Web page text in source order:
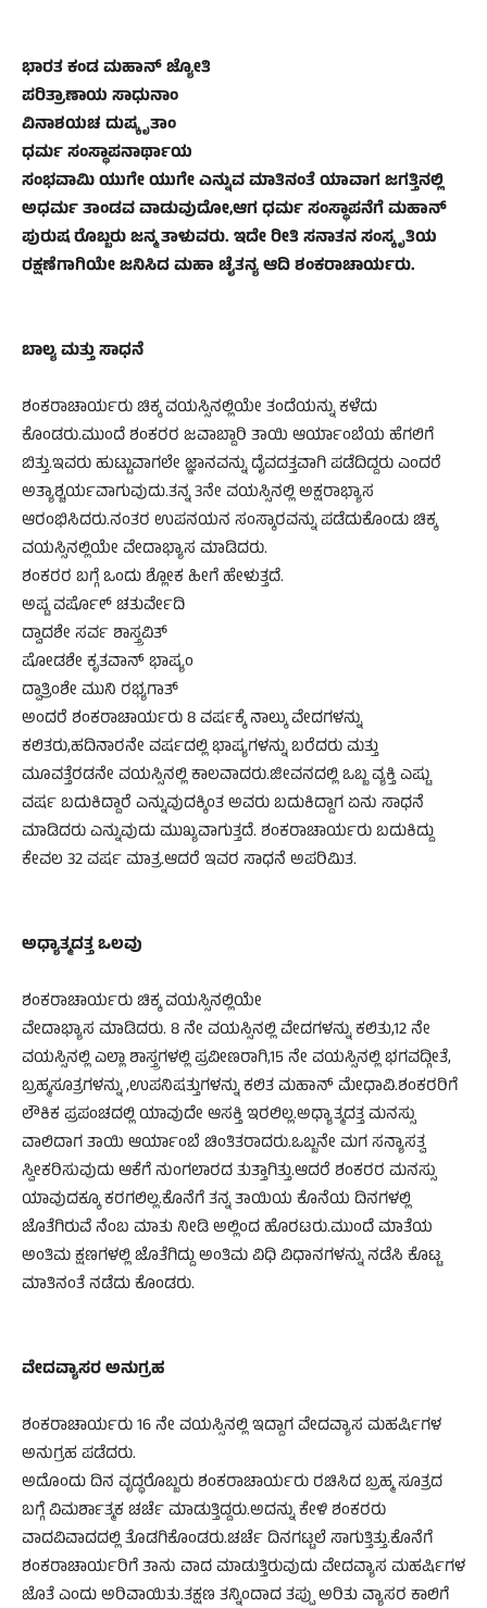
ಭಾರತ ಕಂಡ ಮಹಾನ್ ಜ್ಯೋತಿ
ಪರಿತ್ರಾಣಾಯ ಸಾಧುನಾಂ
ವಿನಾಶಯಚ ದುಷ್ಕೃತಾಂ
ಧರ್ಮ ಸಂಸ್ಥಾಪನಾರ್ಥಾಯ
ಸಂಭವಾಮಿ ಯುಗೇ ಯುಗೇ ಎನ್ನುವ ಮಾತಿನಂತೆ ಯಾವಾಗ ಜಗತ್ತಿನಲ್ಲಿ
ಅಧರ್ಮ ತಾಂಡವ ವಾಡುವುದೋ,ಆಗ ಧರ್ಮ ಸಂಸ್ಥಾಪನೆಗೆ ಮಹಾನ್
ಪುರುಷ ರೊಬ್ಬರು ಜನ್ಮ ತಾಳುವರು. ಇದೇ ರೀತಿ ಸನಾತನ ಸಂಸ್ಕೃತಿಯ
ರಕ್ಷಣೆಗಾಗಿಯೇ ಜನಿಸಿದ ಮಹಾ ಚೈತನ್ಯ ಆದಿ ಶಂಕರಾಚಾರ್ಯರು.
ಬಾಲ್ಯ ಮತ್ತು ಸಾಧನೆ
ಶಂಕರಾಚಾರ್ಯರು ಚಿಕ್ಕ ವಯಸ್ಸಿನಲ್ಲಿಯೇ ತಂದೆಯನ್ನು ಕಳೆದು
ಕೊಂಡರು.ಮುಂದೆ ಶಂಕರರ ಜವಾಬ್ದಾರಿ ತಾಯಿ ಆರ್ಯಾಂಬೆಯ ಹೆಗಲಿಗೆ
ಬಿತ್ತು.ಇವರು ಹುಟ್ಟುವಾಗಲೇ ಜ್ಞಾನವನ್ನು ದೈವದತ್ತವಾಗಿ ಪಡೆದಿದ್ದರು ಎಂದರೆ
ಅತ್ಯಾಶ್ಚರ್ಯವಾಗುವುದು.ತನ್ನ 3ನೇ ವಯಸ್ಸಿನಲ್ಲಿ ಅಕ್ಷರಾಭ್ಯಾಸ
ಆರಂಭಿಸಿದರು.ನಂತರ ಉಪನಯನ ಸಂಸ್ಕಾರವನ್ನು ಪಡೆದುಕೊಂಡು ಚಿಕ್ಕ
ವಯಸ್ಸಿನಲ್ಲಿಯೇ ವೇದಾಭ್ಯಾಸ ಮಾಡಿದರು.
ಶಂಕರರ ಬಗ್ಗೆ ಒಂದು ಶ್ಲೋಕ ಹೀಗೆ ಹೇಳುತ್ತದೆ.
ಅಷ್ಟ ವರ್ಷೋ್ ಚತುರ್ವೇದಿ
ದ್ವಾದಶೇ ಸರ್ವ ಶಾಸ್ತ್ರವಿತ್
ಷೋಡಶೇ ಕೃತವಾನ್ ಭಾಷ್ಯಂ
ದ್ವಾತ್ರಿಂಶೇ ಮುನಿ ರಭ್ಯಗಾತ್
ಅಂದರೆ ಶಂಕರಾಚಾರ್ಯರು 8 ವರ್ಷಕ್ಕೆ ನಾಲ್ಕು ವೇದಗಳನ್ನು
ಕಲಿತರು,ಹದಿನಾರನೇ ವರ್ಷದಲ್ಲಿ ಭಾಷ್ಯಗಳನ್ನು ಬರೆದರು ಮತ್ತು
ಮೂವತ್ತೆರಡನೇ ವಯಸ್ಸಿನಲ್ಲಿ ಕಾಲವಾದರು.ಜೀವನದಲ್ಲಿ ಒಬ್ಬ ವ್ಯಕ್ತಿ ಎಷ್ಟು
ವರ್ಷ ಬದುಕಿದ್ದಾರೆ ಎನ್ನುವುದಕ್ಕಿಂತ ಅವರು ಬದುಕಿದ್ದಾಗ ಏನು ಸಾಧನೆ
ಮಾಡಿದರು ಎನ್ನುವುದು ಮುಖ್ಯವಾಗುತ್ತದೆ. ಶಂಕರಾಚಾರ್ಯರು ಬದುಕಿದ್ದು
ಕೇವಲ 32 ವರ್ಷ ಮಾತ್ರ.ಆದರೆ ಇವರ ಸಾಧನೆ ಅಪರಿಮಿತ.
ಅಧ್ಯಾತ್ಮದತ್ತ ಒಲವು
ಶಂಕರಾಚಾರ್ಯರು ಚಿಕ್ಕ ವಯಸ್ಸಿನಲ್ಲಿಯೇ
ವೇದಾಭ್ಯಾಸ ಮಾಡಿದರು. 8 ನೇ ವಯಸ್ಸಿನಲ್ಲಿ ವೇದಗಳನ್ನು ಕಲಿತು,12 ನೇ
ವಯಸ್ಸಿನಲ್ಲಿ ಎಲ್ಲಾ ಶಾಸ್ತ್ರಗಳಲ್ಲಿ ಪ್ರವೀಣರಾಗಿ,15 ನೇ ವಯಸ್ಸಿನಲ್ಲಿ ಭಗವದ್ಗೀತೆ,
ಬ್ರಹ್ಮಸೂತ್ರಗಳನ್ನು ,ಉಪನಿಷತ್ತುಗಳನ್ನು ಕಲಿತ ಮಹಾನ್ ಮೇಧಾವಿ.ಶಂಕರರಿಗೆ
ಲೌಕಿಕ ಪ್ರಪಂಚದಲ್ಲಿ ಯಾವುದೇ ಆಸಕ್ತಿ ಇರಲಿಲ್ಲ.ಅಧ್ಯಾತ್ಮದತ್ತ ಮನಸ್ಸು
ವಾಲಿದಾಗ ತಾಯಿ ಆರ್ಯಾಂಬೆ ಚಿಂತಿತರಾದರು.ಒಬ್ಬನೇ ಮಗ ಸನ್ಯಾಸತ್ವ
ಸ್ವೀಕರಿಸುವುದು ಆಕೆಗೆ ನುಂಗಲಾರದ ತುತ್ತಾಗಿತ್ತು.ಆದರೆ ಶಂಕರರ ಮನಸ್ಸು
ಯಾವುದಕ್ಕೂ ಕರಗಲಿಲ್ಲ.ಕೊನೆಗೆ ತನ್ನ ತಾಯಿಯ ಕೊನೆಯ ದಿನಗಳಲ್ಲಿ
ಜೊತೆಗಿರುವೆ ನೆಂಬ ಮಾತು ನೀಡಿ ಅಲ್ಲಿಂದ ಹೊರಟರು.ಮುಂದೆ ಮಾತೆಯ
ಅಂತಿಮ ಕ್ಷಣಗಳಲ್ಲಿ ಜೊತೆಗಿದ್ದು ಅಂತಿಮ ವಿಧಿ ವಿಧಾನಗಳನ್ನು ನಡೆಸಿ ಕೊಟ್ಟ
ಮಾತಿನಂತೆ ನಡೆದು ಕೊಂಡರು.
ವೇದವ್ಯಾಸರ ಅನುಗ್ರಹ
ಶಂಕರಾಚಾರ್ಯರು 16 ನೇ ವಯಸ್ಸಿನಲ್ಲಿ ಇದ್ದಾಗ ವೇದವ್ಯಾಸ ಮಹರ್ಷಿಗಳ
ಅನುಗ್ರಹ ಪಡೆದರು.
ಅದೊಂದು ದಿನ ವೃದ್ಧರೊಬ್ಬರು ಶಂಕರಾಚಾರ್ಯರು ರಚಿಸಿದ ಬ್ರಹ್ಮ ಸೂತ್ರದ
ಬಗ್ಗೆ ವಿಮರ್ಶಾತ್ಮಕ ಚರ್ಚೆ ಮಾಡುತ್ತಿದ್ದರು.ಅದನ್ನು ಕೇಳಿ ಶಂಕರರು
ವಾದವಿವಾದದಲ್ಲಿ ತೊಡಗಿಕೊಂಡರು.ಚರ್ಚೆ ದಿನಗಟ್ಟಲೆ ಸಾಗುತ್ತಿತ್ತು.ಕೊನೆಗೆ
ಶಂಕರಾಚಾರ್ಯರಿಗೆ ತಾನು ವಾದ ಮಾಡುತ್ತಿರುವುದು ವೇದವ್ಯಾಸ ಮಹರ್ಷಿಗಳ
ಜೊತೆ ಎಂದು ಅರಿವಾಯಿತು.ತಕ್ಷಣ ತನ್ನಿಂದಾದ ತಪ್ಪು ಅರಿತು ವ್ಯಾಸರ ಕಾಲಿಗೆ